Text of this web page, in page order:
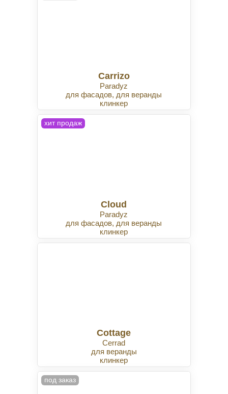
Carrizo
Paradyz
для фасадов, для веранды
клинкер
хит продаж
Cloud
Paradyz
для фасадов, для веранды
клинкер
Cottage
Cerrad
для веранды
клинкер
под заказ